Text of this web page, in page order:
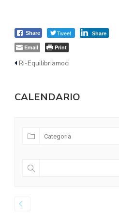
Share Tweet Share
Email
Print
Ri-Equilibriamoci
CALENDARIO